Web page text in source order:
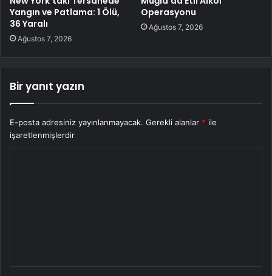
Yangın ve Patlama: 1 Ölü,
36 Yaralı
Ağustos 7, 2026
Operasyonu
Ağustos 7, 2026
Bir yanıt yazın
E-posta adresiniz yayınlanmayacak. Gerekli alanlar * ile
işaretlenmişlerdir